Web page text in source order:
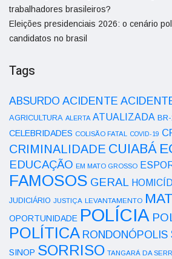
trabalhadores brasileiros?
Eleições presidenciais 2026: o cenário
candidatos no brasil
Tags
ABSURDO ACIDENTE
AGRICULTURA ALERTA ATUALIZADA
CELEBRIDADES COLISÃO FATAL COVID-19
CRIMINALIDADE CUIABÁ
EDUCAÇÃO EM MATO GROSSO
FAMOSOS GERAL
JUDICIÁRIO JUSTIÇA LEVANTAMENTO
OPORTUNIDADE POLÍCIA
POLÍTICA RONDONÓPOLIS
SINOP SORRISO TANGARÁ DA